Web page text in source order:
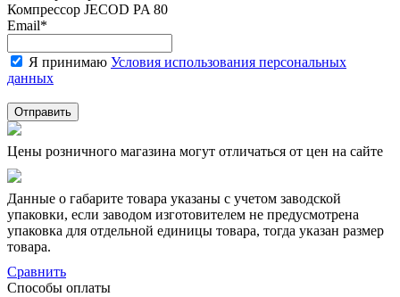
Компрессор JECOD PA 80
Email*
Я принимаю Условия использования персональных
данных
Отправить
Цены розничного магазина могут отличаться от цен на сайте
Данные о габарите товара указаны с учетом заводской
упаковки, если заводом изготовителем не предусмотрена
упаковка для отдельной единицы товара, тогда указан размер
товара.
Сравнить
Способы оплаты